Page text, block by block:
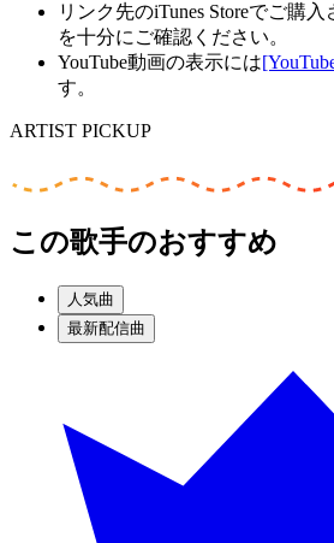
リンク先のiTunes Storeでご購
を十分にご確認ください。
YouTube動画の表示には
す。
ARTIST PICKUP
この歌手のおすすめ
人気曲
最新配信曲